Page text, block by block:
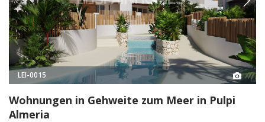
LEI-0015
Wohnungen in Gehweite zum Meer in Pulpi
Almeria